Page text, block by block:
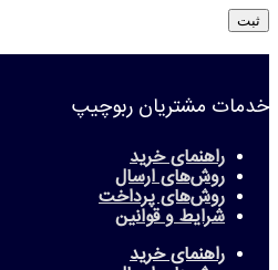
خدمات مشتریان ربوچیپ
راهنمای خرید
روش‌های ارسال
روش‌های پرداخت
شرایط و قوانین
راهنمای خرید